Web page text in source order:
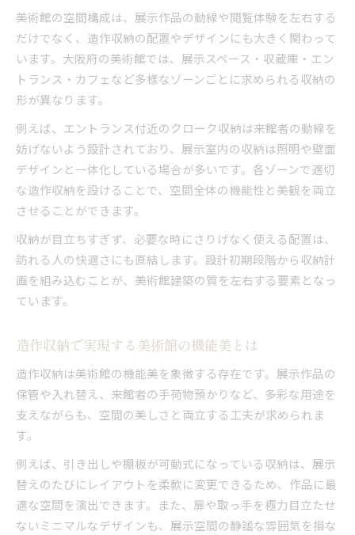
美術館の空間構成は、展示作品の動線や閲覧体験を左右する
だけでなく、造作収納の配置やデザインにも大きく関わって
います。大阪府の美術館では、展示スペース・収蔵庫・エン
トランス・カフェなど多様なゾーンごとに求められる収納の
形が異なります。
例えば、エントランス付近のクローク収納は来館者の動線を
妨げないよう設計されており、展示室内の収納は照明や壁面
デザインと一体化している場合が多いです。各ゾーンで適切
な造作収納を設けることで、空間全体の機能性と美観を両立
させることができます。
収納が目立ちすぎず、必要な時にさりげなく使える配置は、
訪れる人の快適さにも直結します。設計初期段階から収納計
画を組み込むことが、美術館建築の質を左右する要素となっ
ています。
造作収納で実現する美術館の機能美とは
造作収納は美術館の機能美を象徴する存在です。展示作品の
保管や入れ替え、来館者の手荷物預かりなど、多彩な用途を
支えながらも、空間の美しさと両立する工夫が求められま
す。
例えば、引き出しや棚板が可動式になっている収納は、展示
替えのたびにレイアウトを柔軟に変更できるため、作品に最
適な空間を演出できます。また、扉や取っ手を極力目立たせ
ないミニマルなデザインも、展示空間の静謐な雰囲気を損な